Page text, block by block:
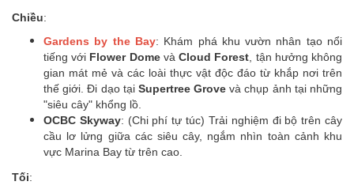
Chiều:
Gardens by the Bay: Khám phá khu vườn nhân tạo nổi
tiếng với Flower DomevàCloud Forest , tận hưởng không
gian mát mẻ và các loài thực vật độc đáo từ khắp nơi trên
thế giới. Đi dạo tại Supertree Grove và chụp ảnh tại những
"siêu cây" khổng lồ.
OCBC Skyway: (Chi phí tự túc) Trải nghiệm đi bộ trên cây
cầu lơ lửng giữa các siêu cây, ngắm nhìn toàn cảnh khu
vực Marina Bay từ trên cao.
Tối: